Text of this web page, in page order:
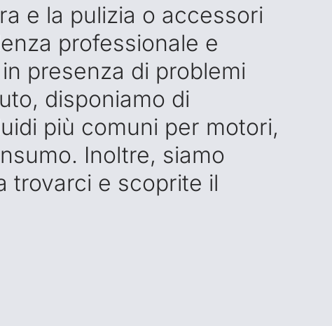
e la pulizia o accessori
professionale e
presenza di problemi
disponiamo di
più comuni per motori,
Inoltre, siamo
trovarci e scoprite il